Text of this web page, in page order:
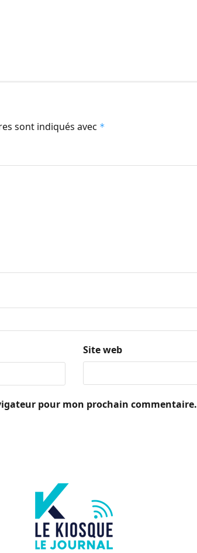
sont indiqués avec *
Site web
pour mon prochain commentaire.